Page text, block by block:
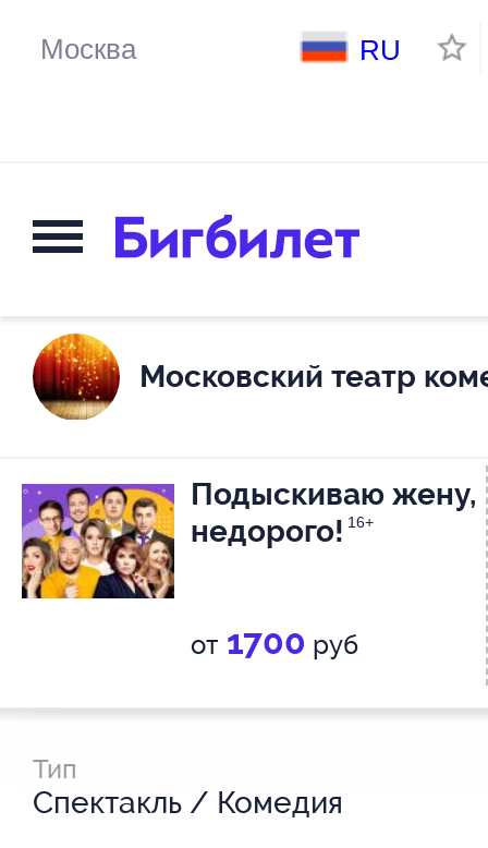
RU
Московский театр
Подыскиваю жену,
недорого! 16+
от 1700 руб
Тип
Спектакль / Комедия